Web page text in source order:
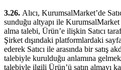
3.26. Alıcı, KurumsalMarket’de
sunduğu altyapı ile KurumsalMarket
alma talebi, Ürün’e ilişkin Satıcı
Şirket dışındaki platformlardaki
ederek Satıcı ile arasında bir satış
talebiyle kurulduğu anlamına
talebiyle ilgili Ürün’ü satın almayı